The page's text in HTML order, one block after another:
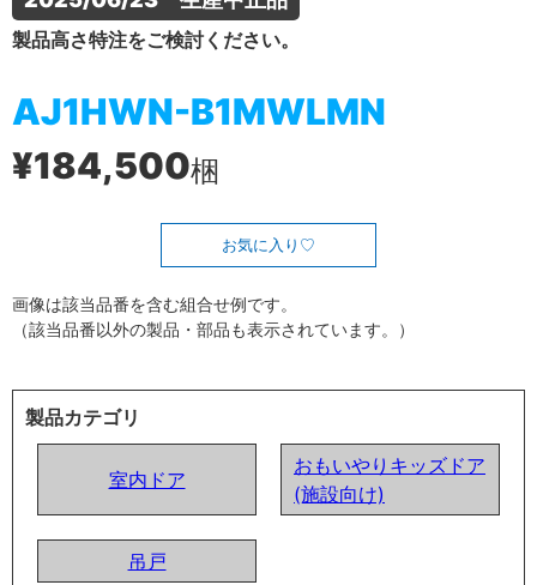
製品高さ特注をご検討ください。
AJ1HWN-B1MWLMN
¥184,500梱
お気に入り
画像は該当品番を含む組合せ例です。
（該当品番以外の製品・部品も表示されています。）
製品カテゴリ
室内ドア
おもいやりキッズドア
(施設向け)
吊戸